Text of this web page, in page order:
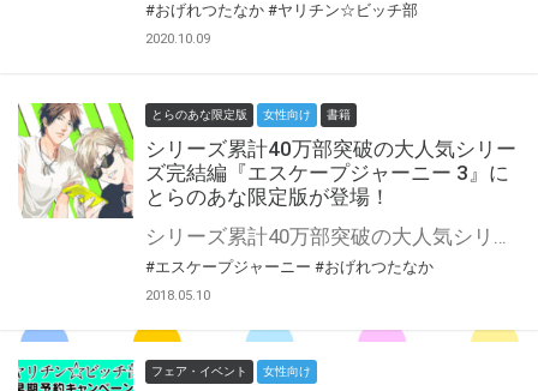
#おげれつたなか #ヤリチン☆ビッチ部
2020.10.09
とらのあな限定版 女性向け 書籍
シリーズ累計40万部突破の大人気シリー
ズ完結編『エスケープジャーニー 3』に
とらのあな限定版が登場！
#エスケープジャーニー #おげれつたなか
2018.05.10
フェア・イベント 女性向け